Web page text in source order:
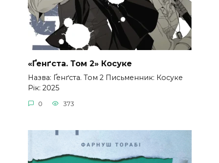
«Ґенґста. Том 2» Косуке
Назва: Ґенґста. Том 2 Письменник: Косуке
Рік: 2025
0 373